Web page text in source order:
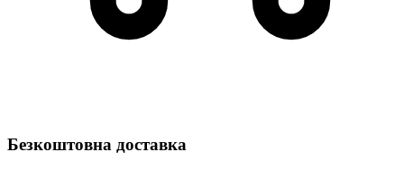
Безкоштовна доставка